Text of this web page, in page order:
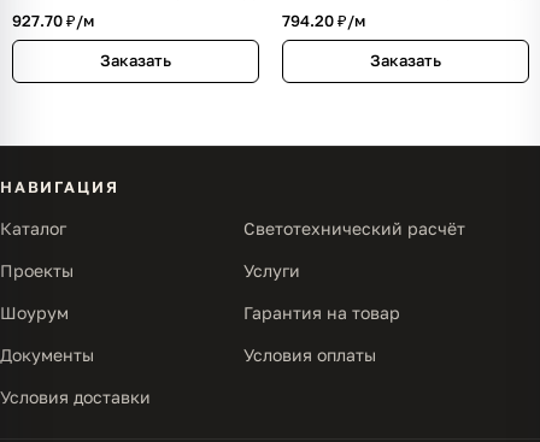
927.70 ₽/м
Заказать
794.20 ₽/м
Заказать
НАВИГАЦИЯ
Каталог Светотехнический расчёт
Проекты Услуги
Шоурум Гарантия на товар
Документы Условия оплаты
Условия доставки